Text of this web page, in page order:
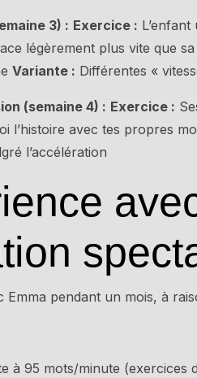
3) : Exercice :
légèrement plus vite que
Variante : Différentes «
(semaine 4) : Exercice :
l’histoire avec tes propres
l’accélération
Emma pendant un mois, à
à 95 mots/minute (exercices